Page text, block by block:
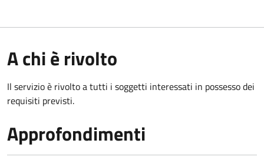
A chi è rivolto
Il servizio è rivolto a tutti i soggetti interessati in possesso dei
requisiti previsti.
Approfondimenti